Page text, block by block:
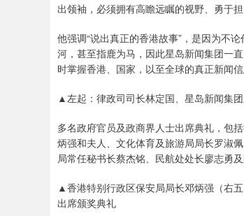
出领袖，必须拥有高瞻远瞩的视野、勇于
他强调“说出真正的香港故事”，是因为不
河，甚至指鹿为马，因此星岛新闻集团一
时掌握香港、国家，以至全球的真正新闻信
▲左起：律政司司长林定国、星岛新闻集
多名政府官员及政商界人士出席典礼，包
炳强和夫人、文化体育及旅游局局长罗淑
局常任秘书长蔡杰铭、民航处处长廖志勇
▲香港特别行政区保安局局长邓炳强（右
出席颁奖典礼